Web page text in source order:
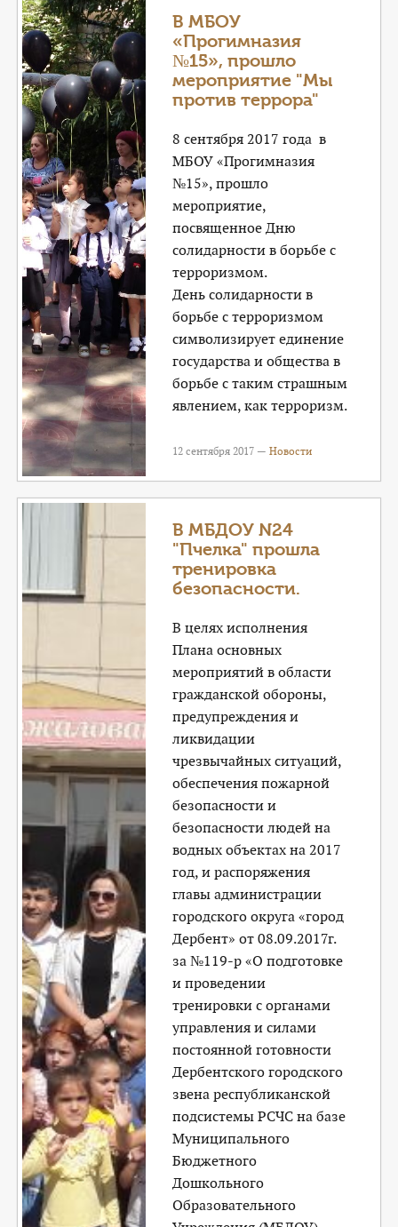
В МБОУ
«Прогимназия
№15», прошло
мероприятие "Мы
против террора"
8 сентября 2017 года в
МБОУ «Прогимназия
№15», прошло
мероприятие,
посвященное Дню
солидарности в борьбе с
терроризмом.
День солидарности в
борьбе с терроризмом
символизирует единение
государства и общества в
борьбе с таким страшным
явлением, как терроризм.
12 сентября 2017 —Новости
В МБДОУ N24
"Пчелка" прошла
тренировка
безопасности.
В целях исполнения
Плана основных
мероприятий в области
гражданской обороны,
предупреждения и
ликвидации
чрезвычайных ситуаций,
обеспечения пожарной
безопасности и
безопасности людей на
водных объектах на 2017
год, и распоряжения
главы администрации
городского округа «город
Дербент» от 08.09.2017г.
за №119-р «О подготовке
и проведении
тренировки с органами
управления и силами
постоянной готовности
Дербентского городского
звена республиканской
подсистемы РСЧС на базе
Муниципального
Бюджетного
Дошкольного
Образовательного